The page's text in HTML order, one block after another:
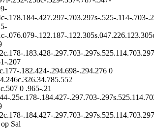
.178.184-.427.297-.703.297s-.525-.114-.703-
.076.079-.122.187-
.183.428-.297.703-
.207
.182.424-.294.698-.294.276 0
0 .965-.21
.25c.178-.184.427-.297.703-
.184.427-.297.703-
Sal